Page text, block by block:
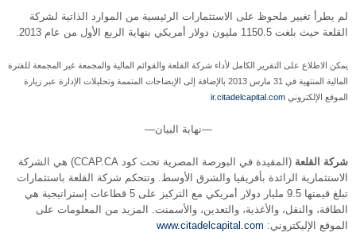
لم يطرأ تغيير ملحوظ على الاستثمارات الرئيسية من الموارد الذاتية لشركة
القلعة حيث بلغت 1150.5 مليون دولار أمريكي بنهاية الربع الأول من عام 2013.
يمكن الاطلاع على التقرير الكامل لأداء شركة القلعة والقوائم المالية والمجمعة غير المجمعة للفترة
المالية المنتهية في 31 مارس 2013 بالإضافة إلى الإيضاحات المتممة وتحليلات الإدارة عبر زيارة
الموقع الإلكتروني ir.citadelcapital.com
—نهاية البيان—
شركة القلعة
(المقيدة في البورصة المصرية تحت كود CCAP.CA) هي الشركة
الاستثمارية الرائدة بأفريقيا والشرق الأوسط. وتتحكم شركة القلعة باستثمارات
تبلغ قيمتها 9.5 مليار دولار أمريكي مع التركيز على 5 قطاعات إستراتيجية هي
الطاقة، والنقل، والأغذية، والتعدين، والأسمنت. المزيد من المعلومات على
الموقع الإليكتروني: www.citadelcapital.com